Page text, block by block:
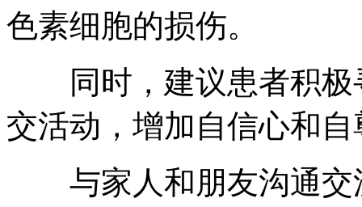
色素细胞的损伤。
同时，建议患者积极
交活动，增加自信心和自
与家人和朋友沟通交